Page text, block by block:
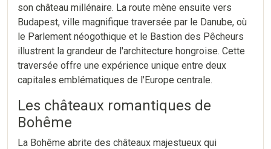
son château millénaire. La route mène ensuite vers
Budapest, ville magnifique traversée par le Danube, où
le Parlement néogothique et le Bastion des Pêcheurs
illustrent la grandeur de l'architecture hongroise. Cette
traversée offre une expérience unique entre deux
capitales emblématiques de l'Europe centrale.
Les châteaux romantiques de
Bohême
La Bohême abrite des châteaux majestueux qui